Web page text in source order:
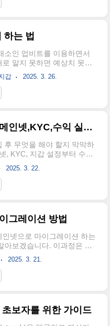
공식 홈페이지솔레이어 토
술을 기반으로 하되 비트코
큰 특징입니다. 리플코인은
저 위에서 작동합니다. 도지
이누처럼 밈을 바탕으로 한
아니라 실제 금융 시스템에
목표로 만든 실용적인 코인
피로 명칭변경이름 때문에 종
하는 법
소인 업비트를 이용하면서
로 알지 못하면 예상치 못한
수 있습니다. 이 글은 코인을
'코린이'들을 위해 업비트 수
든 것을 쉽고 자세하게 설명
수수료를 절약하는 방법까
에는 몇십 원에서 몇백 원 정
면 수수료도 누적됩니다. 실
트를 이용한 지 6개월 정도
료로 빠져나간 금액을 계산
수료를 꼼꼼히 따지듯, 가상
갑 2025. 3. 26.
파이코인 채굴방법부터 메인넷,KYC,수익 실현까지 순서대로 따라하기
후 무엇을 해야 할지 막막하
, KYC, 지갑 설정부터 수익
도 쉽게 따라 할 수 있도록
이글을 즐겨찾기 해놓으신
을 해주시는게 좋습니다. 해
근히 있어서 하루에 다 하려
니 친구들한테도 널리널리
1주일안에)파이코인 앱 설
App Store 또는 Google Play
검색 후 다운로드합니다.
입력 후 계정을 생성하
버튼을 눌러 채굴을 시작합니
2025. 3. 22.
그레이션 방법
인넷으로 마이그레이션 하는
아보겠습니다. 이과정은 필
는 과정이며 실제로 채굴한
으로 옮기기 위한 절차 입니
간단합니다.사전체크사항
이과정을 진행하려면 파이코
인까지 하신 후 진행하시기
2025. 3. 21.
보자를 위한 가이드